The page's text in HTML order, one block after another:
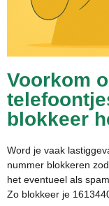
Voorkom
blokkeer
Word je vaak
nummer blokkeren
het eventueel als
Zo blokkeer je